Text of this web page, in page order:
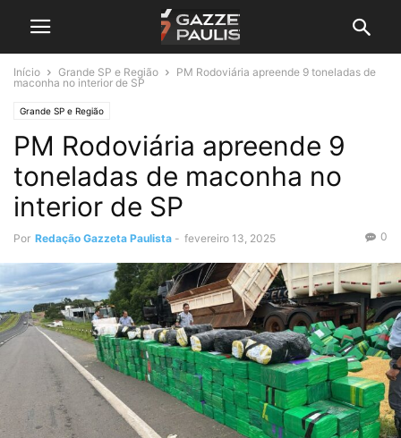
Início Grande SP e Região
PM Rodoviária apreende 9 toneladas de
maconha no interior de SP
Grande SP e Região
PM Rodoviária apreende 9
toneladas de maconha no
interior de SP
Por Redação Gazzeta Paulista - fevereiro 13, 2025 0